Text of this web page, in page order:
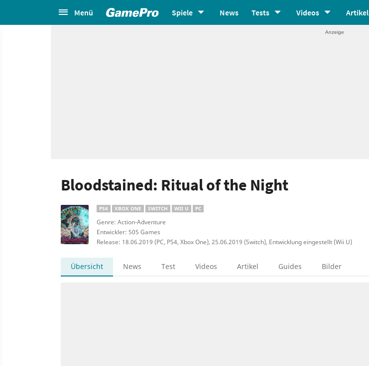
Menü Spiele News Tests Videos Artikel
Bloodstained: Ritual of the Night
PS4 XBOX ONE SWITCH WII U PC
Genre: Action-Adventure
Entwickler: 505 Games
Release: 18.06.2019 (PC, PS4, Xbox One), 25.06.2019 (Switch), Entwicklung eingestellt (Wii U)
Übersicht News Test Videos Artikel Guides Bilder